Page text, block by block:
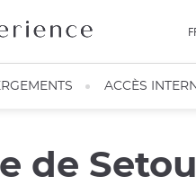
ACCÈS
de